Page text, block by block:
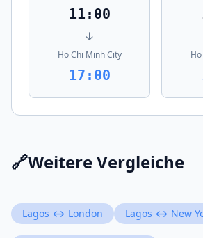
11:00
↓
Ho Chi Minh City
17:00
🔗Weitere Vergleiche
Lagos ↔ London Lagos ↔ New